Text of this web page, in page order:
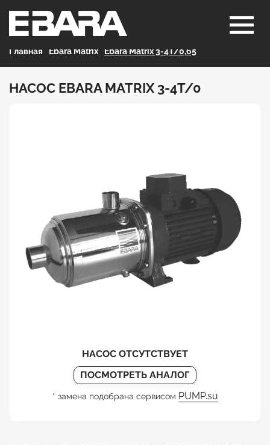
Главная Ebara Matrix Ebara Matrix 3-4T/0,65
НАСОС EBARA MATRIX 3-4T/0
НАСОС ОТСУТСТВУЕТ
ПОСМОТРЕТЬ АНАЛОГ
* замена подобрана сервисом PUMP.su